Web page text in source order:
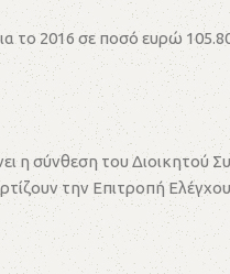
2016 σε ποσό ευρώ
σύνθεση του Διοικητού
την Επιτροπή